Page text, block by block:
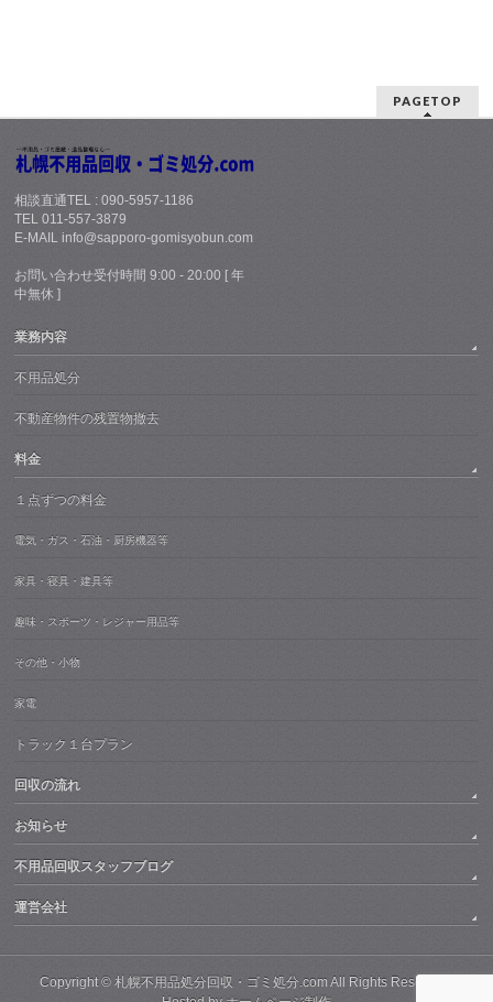
PAGETOP
相談直通TEL : 090-5957-1186
TEL 011-557-3879
E-MAIL info@sapporo-gomisyobun.com
お問い合わせ受付時間 9:00 - 20:00 [ 年
中無休 ]
業務内容
不用品処分
不動産物件の残置物撤去
料金
１点ずつの料金
電気・ガス・石油・厨房機器等
家具・寝具・建具等
趣味・スポーツ・レジャー用品等
その他・小物
家電
トラック１台プラン
回収の流れ
お知らせ
不用品回収スタッフブログ
運営会社
Copyright ©札幌不用品処分回収・ゴミ処分.comAll Rights Reserved.